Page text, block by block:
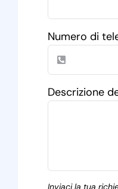
Numero di
Descrizione
Inviaci la tua